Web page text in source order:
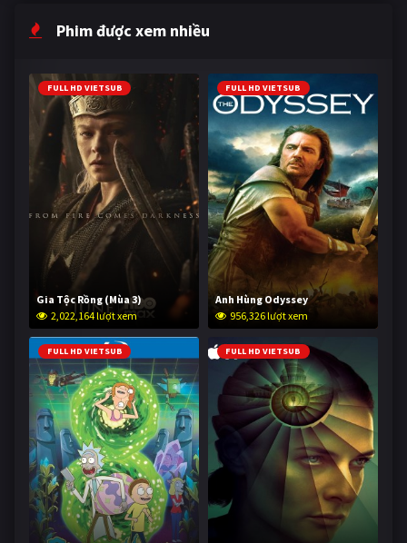
Phim được xem nhiều
FULL HD VIETSUB
Gia Tộc Rồng (Mùa 3)
2,022,164 lượt xem
FULL HD VIETSUB
Anh Hùng Odyssey
956,326 lượt xem
FULL HD VIETSUB FULL HD VIETSUB